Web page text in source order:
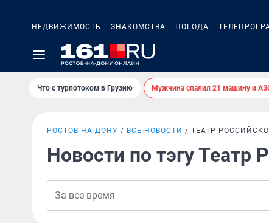
НЕДВИЖИМОСТЬ ЗНАКОМСТВА ПОГОДА
Что с турпотоком в Грузию Мужчина спалил 21 машину и
РОСТОВ-НА-ДОНУ ВСЕ НОВОСТИ ТЕАТР
Новости по тэгу Театр